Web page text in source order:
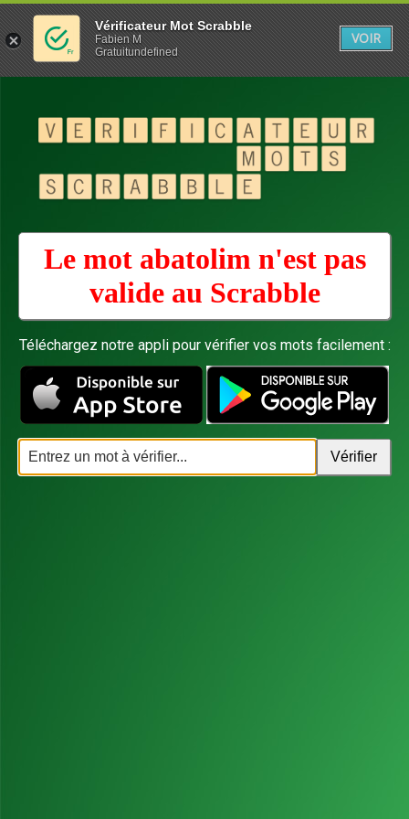
Le mot abatolim n'est pas
valide au Scrabble
Téléchargez notre appli pour vérifier vos mots facilement :
Vérificateur Mot Scrabble
Fabien M
Gratuitundefined
VOIR